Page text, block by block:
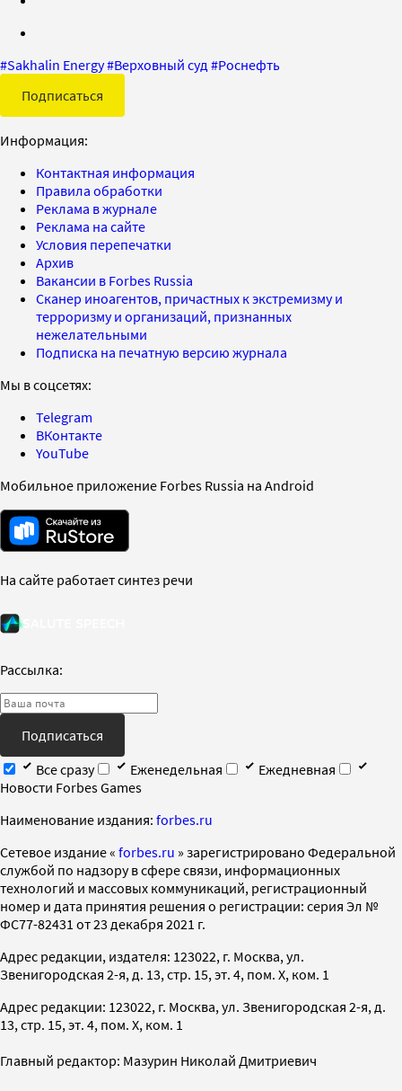
#Sakhalin Energy#Верховный суд #Роснефть
Подписаться
Информация:
Контактная информация
Правила обработки
Реклама в журнале
Реклама на сайте
Условия перепечатки
Архив
Вакансии в Forbes Russia
Сканер иноагентов, причастных к экстремизму и
терроризму и организаций, признанных
нежелательными
Подписка на печатную версию журнала
Мы в соцсетях:
Telegram
ВКонтакте
YouTube
Мобильное приложение Forbes Russia на Android
На сайте работает синтез речи
Рассылка:
Подписаться
Все сразу
Еженедельная
Ежедневная
Новости Forbes Games
Наименование издания: forbes.ru
Cетевое издание « forbes.ru » зарегистрировано Федеральной
службой по надзору в сфере связи, информационных
технологий и массовых коммуникаций, регистрационный
номер и дата принятия решения о регистрации: серия Эл №
ФС77-82431 от 23 декабря 2021 г.
Адрес редакции, издателя: 123022, г. Москва, ул.
Звенигородская 2-я, д. 13, стр. 15, эт. 4, пом. X, ком. 1
Адрес редакции: 123022, г. Москва, ул. Звенигородская 2-я, д.
13, стр. 15, эт. 4, пом. X, ком. 1
Главный редактор: Мазурин Николай Дмитриевич